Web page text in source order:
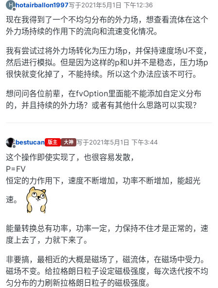
H
离线
hotairballon1997写于2021年5月1日 下午12:36
最后由 编辑
现在我得到了一个不均匀分布的外力场，想查看流体在这个
外力场持续的作用下的流向和流速变化情况。
我有尝试过将外力场转化为压力场p，并保持速度场U不变，
然后进行模拟。但是因为这样的p和U并不是稳态，压力场p
很快就变化掉了，不能持续。所以这个办法应该不可行。
想问问各位前辈，在fvOption里面能不能添加自定义分布
的，并且持续的外力场？或者有其他什么思路可以实现？
bestucan 版主 大神 写于2021年5月1日 下午3:44
最后由 编辑
这个操作即使实现了，也很容易发散，
P=FV
恒定的力作用下，速度不断增加，功率不断增加，能超光
速。
能量转换总有功率，功率一定，力保持不住才是正常的，速
度上去了，力就下来了。
非要搞，最相近的大概是磁场了，磁流体，在磁场中受力。
磁场不变。给拉格朗日粒子设定磁极强度，每次迭代按不均
匀分布的力刷新拉格朗日粒子的磁极强度。